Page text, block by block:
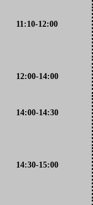
11:10-12:00
12:00-14:00
14:00-14:30
14:30-15:00